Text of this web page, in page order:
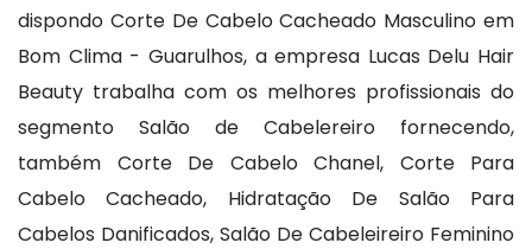
dispondo Corte De Cabelo Cacheado Masculino em
Bom Clima - Guarulhos, a empresa Lucas Delu Hair
Beauty trabalha com os melhores profissionais do
segmento Salão de Cabelereiro fornecendo,
também Corte De Cabelo Chanel, Corte Para
Cabelo Cacheado, Hidratação De Salão Para
Cabelos Danificados, Salão De Cabeleireiro Feminino